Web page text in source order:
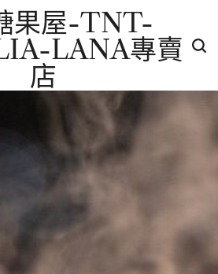
果屋-TNT-
LANA專賣
店